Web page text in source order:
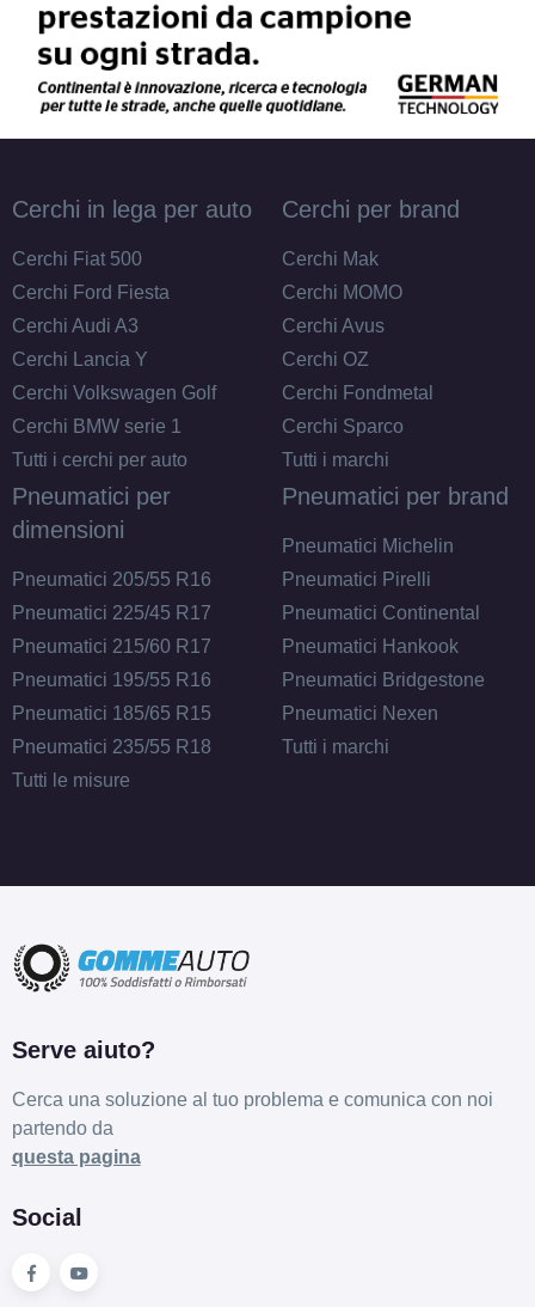
Cerchi in lega per auto
Cerchi Fiat 500
Cerchi Ford Fiesta
Cerchi Audi A3
Cerchi Lancia Y
Cerchi Volkswagen Golf
Cerchi BMW serie 1
Tutti i cerchi per auto
Cerchi per brand
Cerchi Mak
Cerchi MOMO
Cerchi Avus
Cerchi OZ
Cerchi Fondmetal
Cerchi Sparco
Tutti i marchi
Pneumatici per
dimensioni
Pneumatici 205/55 R16
Pneumatici 225/45 R17
Pneumatici 215/60 R17
Pneumatici 195/55 R16
Pneumatici 185/65 R15
Pneumatici 235/55 R18
Tutti le misure
Pneumatici per brand
Pneumatici Michelin
Pneumatici Pirelli
Pneumatici Continental
Pneumatici Hankook
Pneumatici Bridgestone
Pneumatici Nexen
Tutti i marchi
Serve aiuto?
Cerca una soluzione al tuo problema e comunica con noi
partendo da
questa pagina
Social